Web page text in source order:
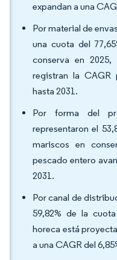
expandan a una
Por material de
una cuota del
conserva en
registran la CAGR
hasta 2031.
Por forma del
representaron el
mariscos en
pescado entero
2031.
Por canal de
59,82% de la
horeca está
a una CAGR del